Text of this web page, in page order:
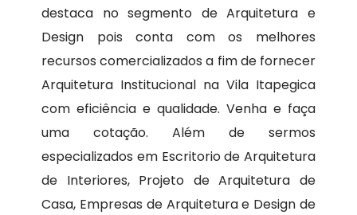
destaca no segmento de Arquitetura e
Design pois conta com os melhores
recursos comercializados a fim de fornecer
Arquitetura Institucional na Vila Itapegica
com eficiência e qualidade. Venha e faça
uma cotação. Além de sermos
especializados em Escritorio de Arquitetura
de Interiores, Projeto de Arquitetura de
Casa, Empresas de Arquitetura e Design de